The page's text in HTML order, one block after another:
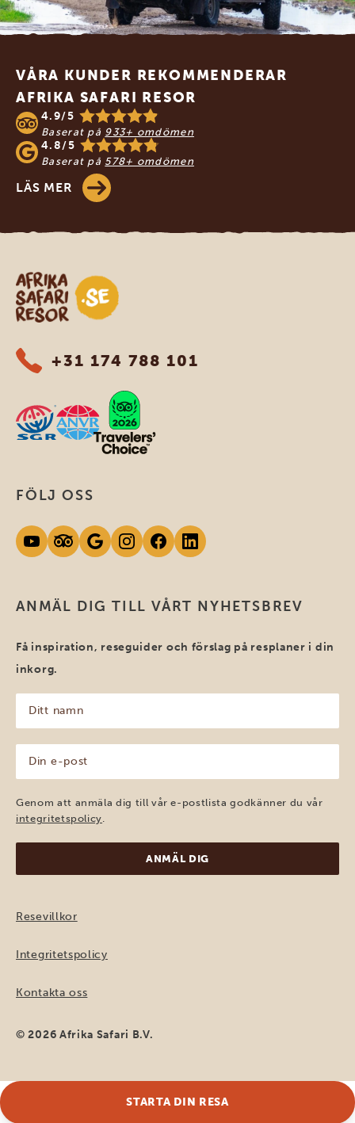
Footer
VÅRA KUNDER REKOMMENDERAR
AFRIKA SAFARI RESOR
4.9/5
Baserat på 933+ omdömen
4.8/5
Baserat på 578+ omdömen
LÄS MER
Safari-resor i Afrika
+31 174 788 101
ANMÄL DIG TILL VÅRT NYHETSBREV
Få inspiration, reseguider och förslag på resplaner i din
inkorg.
namn
(Obligatoriskt)
post
(Obligatoriskt)
Genom att anmäla dig till vår e-postlista godkänner du vår
integritetspolicy
FÖLJ OSS
Resevillkor
Integritetspolicy
Kontakta oss
© 2026 Afrika Safari B.V.
STARTA DIN RESA